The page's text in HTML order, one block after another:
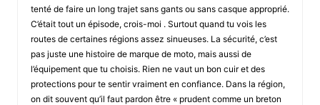
tenté de faire un long trajet sans gants ou sans casque approprié.
C’était tout un épisode, crois-moi . Surtout quand tu vois les
routes de certaines régions assez sinueuses. La sécurité, c’est
pas juste une histoire de marque de moto, mais aussi de
l’équipement que tu choisis. Rien ne vaut un bon cuir et des
protections pour te sentir vraiment en confiance. Dans la région,
on dit souvent qu’il faut pardon être « prudent comme un breton